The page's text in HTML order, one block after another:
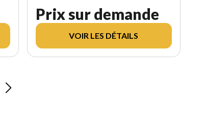
Prix sur demande
VOIR LES DÉTAILS